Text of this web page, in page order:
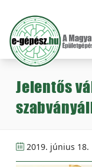
Jelentős
2019. június 18.